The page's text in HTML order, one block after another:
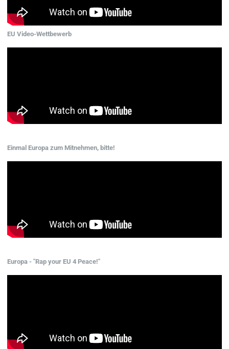
EU Video-Wettbewerb
Einmal Europa zum Mitnehmen, bitte!
Europa - "Rap your EU 4 Peace!"